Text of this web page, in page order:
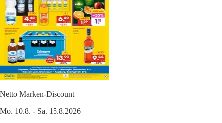
Netto Marken-Discount
Mo. 10.8. - Sa. 15.8.2026